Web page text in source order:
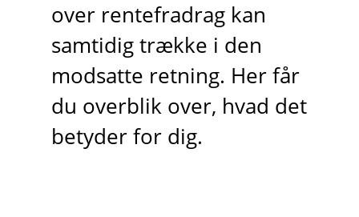
over rentefradrag kan
samtidig trække i den
modsatte retning. Her får
du overblik over, hvad det
betyder for dig.